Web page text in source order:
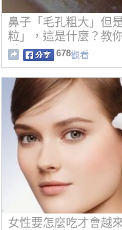
鼻子「毛孔粗大」但
粒」，這是什麼？教
膩！
678觀看
女性要怎麼吃才會越